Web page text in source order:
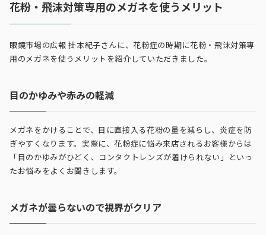
花粉・飛沫対策専用のメガネを使うメリット
眼鏡市場の広報 掛本紀子さんに、花粉症の時期に花粉・飛沫対策専
用のメガネを使うメリットを紹介していただきました。
目のかゆみや赤みの軽減
メガネをかけることで、目に直接入る花粉の量を減らし、炎症を防
ぎやすくなります。実際に、花粉症に悩み来店されるお客様からは
「目のかゆみがひどく、コンタクトレンズが着けられない」といっ
たお悩みをよくお聞きします。
メガネが曇らないので視界がクリア